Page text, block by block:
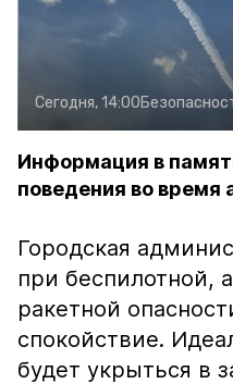
Сегодня, 14:00
Информация в
поведения во время
Городская
при беспилотной,
ракетной
спокойствие.
будет укрыться в